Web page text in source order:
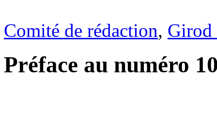
Comité de rédaction, Girod
Préface au numéro